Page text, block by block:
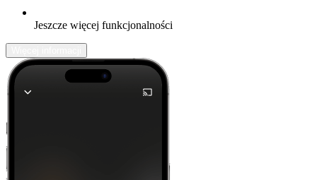
Jeszcze więcej funkcjonalności